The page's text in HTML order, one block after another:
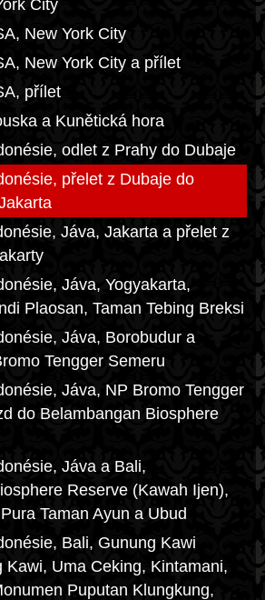
City
New York City
New York City a přílet
přílet
a Kunětická hora
odlet z Prahy do Dubaje
přelet z Dubaje do
Jáva, Jakarta a přelet z
Jáva, Yogyakarta,
Plaosan, Taman Tebing Breksi
Jáva, Borobudur a
Tengger Semeru
Jáva, NP Bromo Tengger
do Belambangan Biosphere
Jáva a Bali,
Reserve (Kawah Ijen),
Taman Ayun a Ubud
Bali, Gunung Kawi
Kawi, Uma Ceking, Kintamani,
Puputan Klungkung,